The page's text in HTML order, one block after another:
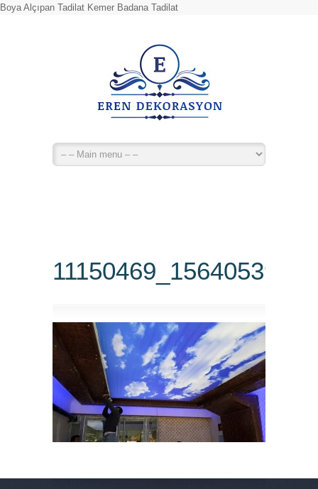
Boya Alçıpan Tadilat Kemer Badana Tadilat